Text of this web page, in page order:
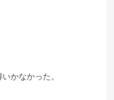
かなかった。